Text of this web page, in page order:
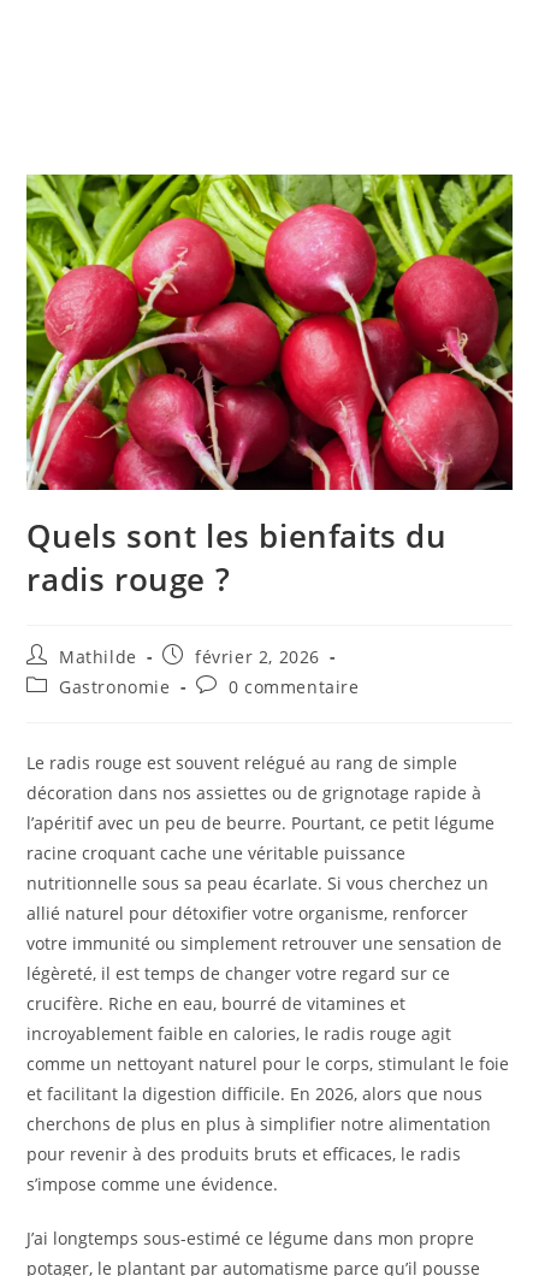
Quels sont les bienfaits du
radis rouge ?
Mathilde
février 2, 2026
Gastronomie
0 commentaire
Le radis rouge est souvent relégué au rang de simple
décoration dans nos assiettes ou de grignotage rapide à
l’apéritif avec un peu de beurre. Pourtant, ce petit légume
racine croquant cache une véritable puissance
nutritionnelle sous sa peau écarlate. Si vous cherchez un
allié naturel pour détoxifier votre organisme, renforcer
votre immunité ou simplement retrouver une sensation de
légèreté, il est temps de changer votre regard sur ce
crucifère. Riche en eau, bourré de vitamines et
incroyablement faible en calories, le radis rouge agit
comme un nettoyant naturel pour le corps, stimulant le foie
et facilitant la digestion difficile. En 2026, alors que nous
cherchons de plus en plus à simplifier notre alimentation
pour revenir à des produits bruts et efficaces, le radis
s’impose comme une évidence.
J’ai longtemps sous-estimé ce légume dans mon propre
potager, le plantant par automatisme parce qu’il pousse